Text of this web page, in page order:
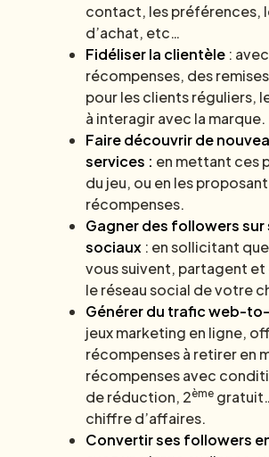
contact, les préférences,
d’achat, etc…
Fidéliser la clientèle :
récompenses, des
pour les clients réguliers,
à interagir avec la marque.
Faire découvrir de
services : en mettant ces
du jeu, ou en les
récompenses.
Gagner des followers sur
sociaux : en sollicitant
vous suivent, partagent
le réseau social de votre
Générer du trafic web-
jeux marketing en ligne,
récompenses à retirer en
récompenses avec
de réduction, 2ème
chiffre d’affaires.
Convertir ses followers